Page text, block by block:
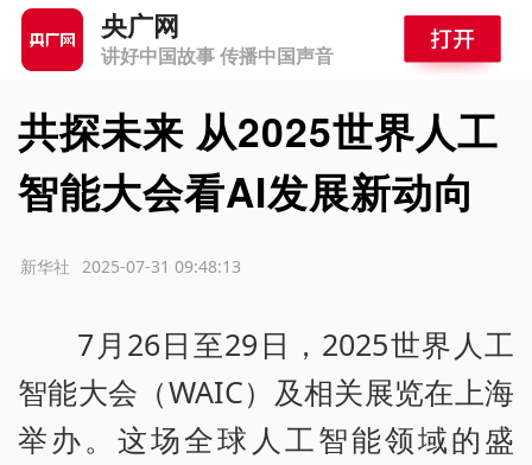
央广网
讲好中国故事 传播中国声音
共探未来 从2025世界人工
智能大会看AI发展新动向
2025-07-31 09:48:13
新华社
7月26日至29日，2025世界人工
智能大会（WAIC）及相关展览在上海
举办。这场全球人工智能领域的盛